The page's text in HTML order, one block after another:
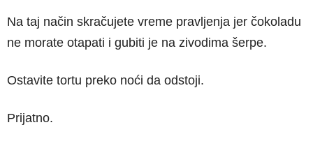
Na taj način skračujete vreme pravljenja jer čokoladu
ne morate otapati i gubiti je na zivodima šerpe.
Ostavite tortu preko noći da odstoji.
Prijatno.